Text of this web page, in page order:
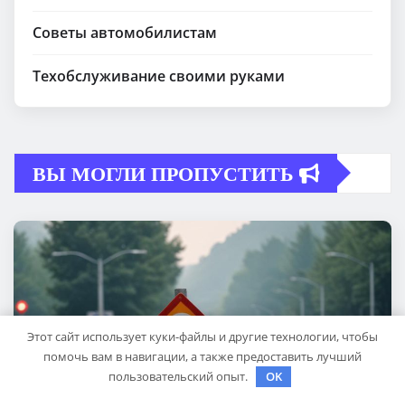
Советы автомобилистам
Техобслуживание своими руками
ВЫ МОГЛИ ПРОПУСТИТЬ
Этот сайт использует куки-файлы и другие технологии, чтобы
помочь вам в навигации, а также предоставить лучший
пользовательский опыт.
OK